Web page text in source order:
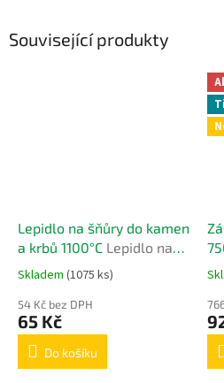
Související produkty
Lepidlo na šňůry do kamen
a krbů 1100°C Lepidlo na
šňůry do kamen a krbů
Skladem (1075 ks)
54 Kč bez DPH
65 Kč
Do košíku